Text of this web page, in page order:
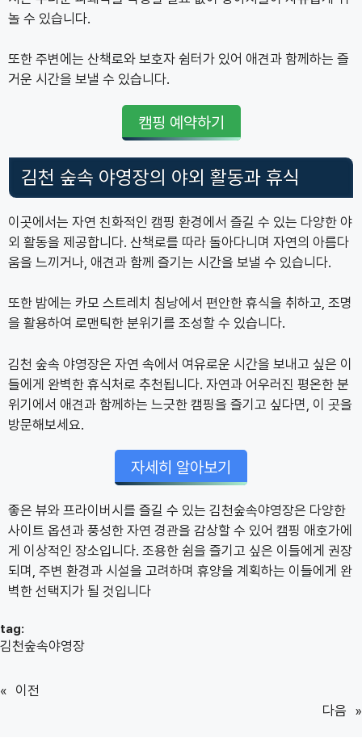
놀 수 있습니다.
또한 주변에는 산책로와 보호자 쉼터가 있어 애견과 함께하는 즐
거운 시간을 보낼 수 있습니다.
캠핑 예약하기
김천 숲속 야영장의 야외 활동과 휴식
이곳에서는 자연 친화적인 캠핑 환경에서 즐길 수 있는 다양한 야
외 활동을 제공합니다. 산책로를 따라 돌아다니며 자연의 아름다
움을 느끼거나, 애견과 함께 즐기는 시간을 보낼 수 있습니다.
또한 밤에는 카모 스트레치 침낭에서 편안한 휴식을 취하고, 조명
을 활용하여 로맨틱한 분위기를 조성할 수 있습니다.
김천 숲속 야영장은 자연 속에서 여유로운 시간을 보내고 싶은 이
들에게 완벽한 휴식처로 추천됩니다. 자연과 어우러진 평온한 분
위기에서 애견과 함께하는 느긋한 캠핑을 즐기고 싶다면, 이 곳을
방문해보세요.
자세히 알아보기
좋은 뷰와 프라이버시를 즐길 수 있는 김천숲속야영장은 다양한
사이트 옵션과 풍성한 자연 경관을 감상할 수 있어 캠핑 애호가에
게 이상적인 장소입니다. 조용한 쉼을 즐기고 싶은 이들에게 권장
되며, 주변 환경과 시설을 고려하며 휴양을 계획하는 이들에게 완
벽한 선택지가 될 것입니다
tag:
김천숲속야영장
« 이전
다음 »